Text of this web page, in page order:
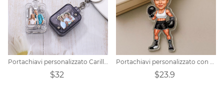
Portachiavi personalizzato Carillon Città del cielo
$32
Portachiavi personalizzato con pugile
$23.9